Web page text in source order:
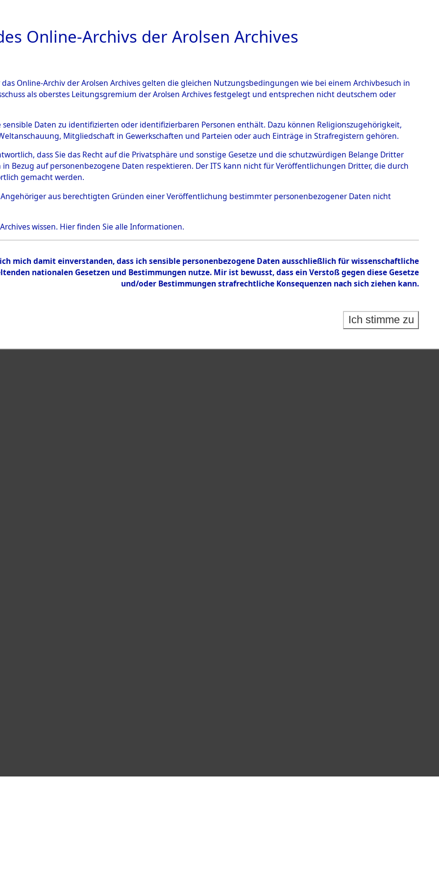
ARCHIVALE ÜBERSICHT BILD
0007 (108013236)
Person ROTELLA, ALFREDO
Bestand
Online-Archivs der Arolsen Archives
Online-Archiv der Arolsen Archives gelten die gleichen Nutzungsbedingungen wie bei einem Archivbesuch in
als oberstes Leitungsgremium der Arolsen Archives festgelegt und entsprechen nicht deutschem oder
sensible Daten zu identifizierten oder identifizierbaren Personen enthält. Dazu können Religionszugehörigkeit,
Mitgliedschaft in Gewerkschaften und Parteien oder auch Einträge in Strafregistern gehören.
dass Sie das Recht auf die Privatsphäre und sonstige Gesetze und die schutzwürdigen Belange Dritter
Bezug auf personenbezogene Daten respektieren. Der ITS kann nicht für Veröffentlichungen Dritter, die durch
gemacht werden.
Angehöriger aus berechtigten Gründen einer Veröffentlichung bestimmter personenbezogener Daten nicht
wissen. Hierfinden Sie alle Informationen.
mich damit einverstanden, dass ich sensible personenbezogene Daten ausschließlich für wissenschaftliche
nationalen Gesetzen und Bestimmungen nutze. Mir ist bewusst, dass ein Verstoß gegen diese Gesetze
und/oder Bestimmungen strafrechtliche Konsequenzen nach sich ziehen kann.
Ich stimme zu